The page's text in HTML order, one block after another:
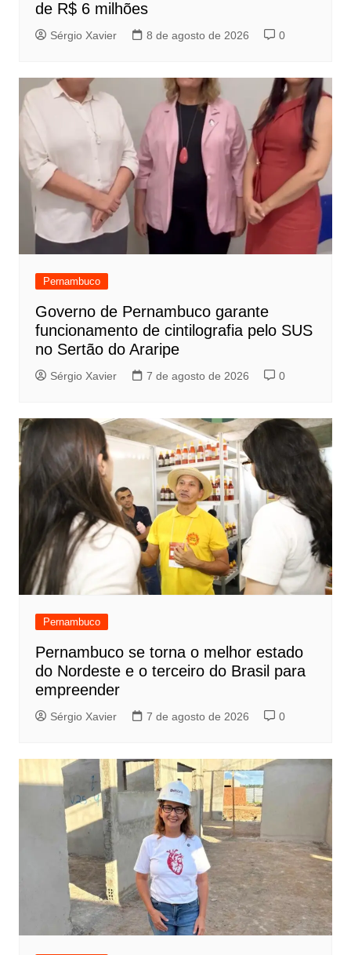
de R$ 6 milhões
Sérgio Xavier 8 de agosto de 2026 0
Pernambuco
Governo de Pernambuco garante
funcionamento de cintilografia pelo SUS
no Sertão do Araripe
Sérgio Xavier 7 de agosto de 2026 0
Pernambuco
Pernambuco se torna o melhor estado
do Nordeste e o terceiro do Brasil para
empreender
Sérgio Xavier 7 de agosto de 2026 0